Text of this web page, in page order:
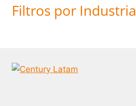
Filtros por Industria